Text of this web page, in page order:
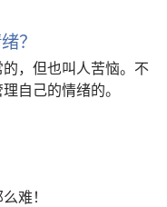
？
，但也叫人苦恼。不
自己的情绪的。
难！